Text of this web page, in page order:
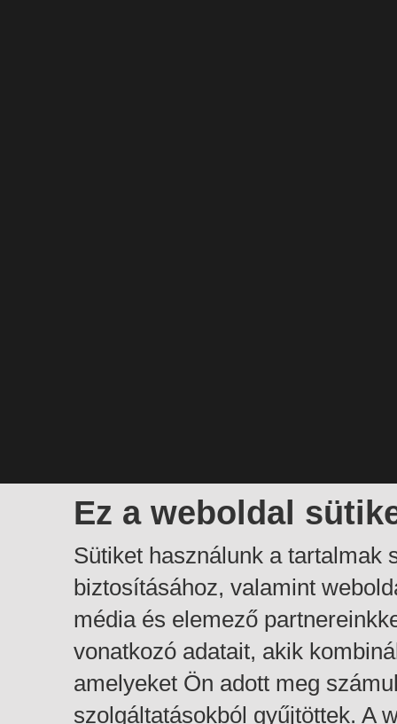
Ez a weboldal
Sütiket használunk a tartalmak
biztosításához, valamint
média és elemező
vonatkozó adatait, akik
amelyeket Ön adott meg
szolgáltatásokból gyűjtöttek. A